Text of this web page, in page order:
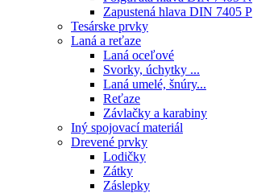
Zapustená hlava DIN 7405 P
Tesárske prvky
Laná a reťaze
Laná oceľové
Svorky, úchytky ...
Laná umelé, šnúry...
Reťaze
Závlačky a karabiny
Iný spojovací materiál
Drevené prvky
Lodičky
Zátky
Záslepky